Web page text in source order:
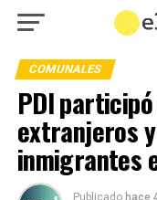
COMUNALES
PDI
extranjeros
inmigrantes
Publicado hace